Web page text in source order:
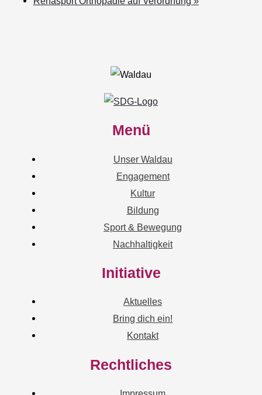
Menü
Unser Waldau
Engagement
Kultur
Bildung
Sport & Bewegung
Nachhaltigkeit
Initiative
Aktuelles
Bring dich ein!
Kontakt
Rechtliches